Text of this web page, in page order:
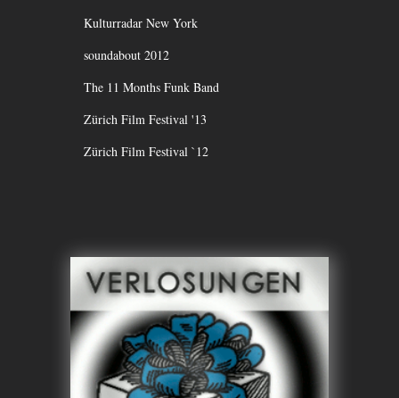
Kulturradar New York
soundabout 2012
The 11 Months Funk Band
Zürich Film Festival '13
Zürich Film Festival `12